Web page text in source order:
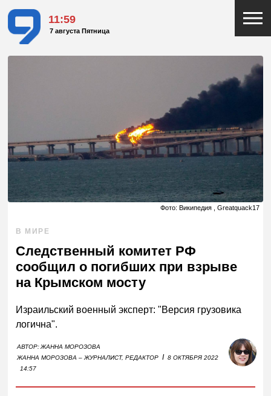
11:59
7 августа Пятница
Фото: Википедия , Greatquack17
В МИРЕ
Следственный комитет РФ
сообщил о погибших при взрыве
на Крымском мосту
Израильский военный эксперт: "Версия грузовика
логична".
АВТОР:ЖАННА МОРОЗОВА
ЖАННА МОРОЗОВА – ЖУРНАЛИСТ, РЕДАКТОР I 8 ОКТЯБРЯ 2022
14:57